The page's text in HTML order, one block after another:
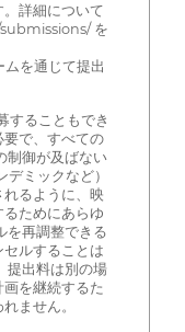
詳細について
を
を通じて提出
することもでき
要で、すべての
制御が及ばない
ミックなど）
るように、映
ためにあらゆ
を再調整できる
ルすることは
提出料は別の場
を継続するた
ません。